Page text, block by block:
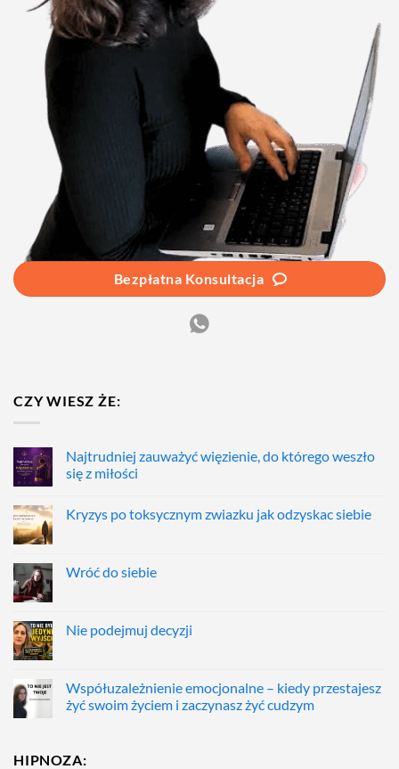
Bezpłatna Konsultacja
CZY WIESZ ŻE:
Najtrudniej zauważyć więzienie, do którego weszło
się z miłości
Kryzys po toksycznym zwiazku jak odzyskac siebie
Wróć do siebie
Nie podejmuj decyzji
Współuzależnienie emocjonalne – kiedy przestajesz
żyć swoim życiem i zaczynasz żyć cudzym
HIPNOZA: